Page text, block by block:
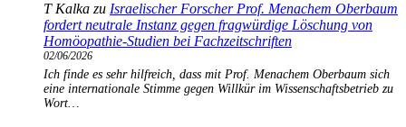
T Kalka zu Israelischer Forscher Prof. Menachem Oberbaum
fordert neutrale Instanz gegen fragwürdige Löschung von
Homöopathie-Studien bei Fachzeitschriften
02/06/2026
Ich finde es sehr hilfreich, dass mit Prof. Menachem Oberbaum sich
eine internationale Stimme gegen Willkür im Wissenschaftsbetrieb zu
Wort…